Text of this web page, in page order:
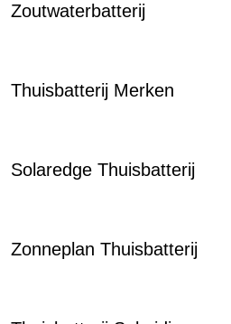
Zoutwaterbatterij
Thuisbatterij Merken
Solaredge Thuisbatterij
Zonneplan Thuisbatterij